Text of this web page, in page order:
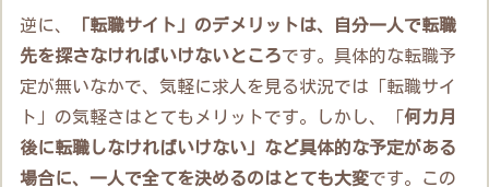
逆に、
「転職サイト」のデメリットは、自分一人で転職
先を探さなければいけないところです。具体的な転職予
定が無いなかで、気軽に求人を見る状況では「転職サイ
ト」の気軽さはとてもメリットです。しかし、「何カ月
後に転職しなければいけない」など具体的な予定がある
場合に、一人で全てを決めるのはとても大変です。この